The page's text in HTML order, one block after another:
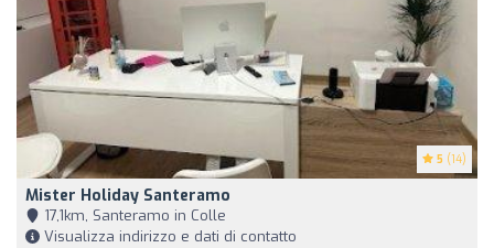
5 (14)
Mister Holiday Santeramo
17,1km, Santeramo in Colle
Visualizza indirizzo e dati di contatto